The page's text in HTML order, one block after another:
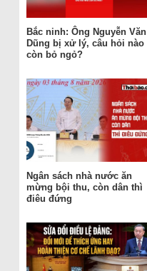
Bắc ninh: Ông Nguyễn Văn
Dũng bị xử lý, câu hỏi nào
còn bỏ ngỏ?
Ngân sách nhà nước ăn
mừng bội thu, còn dân thì
điêu đứng